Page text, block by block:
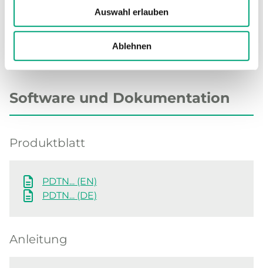
Auswahl erlauben
Ablehnen
Software und Dokumentation
Produktblatt
PDTN... (EN)
PDTN... (DE)
Anleitung